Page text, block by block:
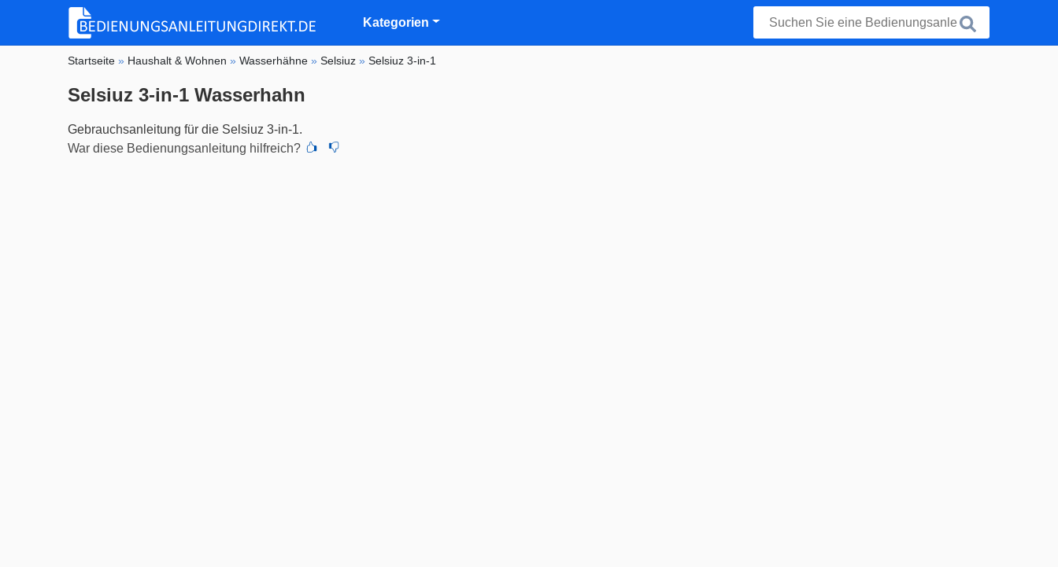
Kategorien
Startseite » Haushalt & Wohnen »Wasserhähne »Selsiuz »Selsiuz 3-in-1
Selsiuz 3-in-1 Wasserhahn
Gebrauchsanleitung für die Selsiuz 3-in-1.
War diese Bedienungsanleitung hilfreich?